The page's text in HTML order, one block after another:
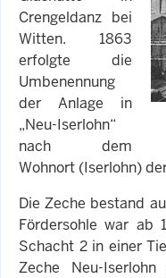
Crengeldanz bei
Witten. 1863
erfolgte die
Umbenennung
der Anlage in
„Neu-Iserlohn“
nach dem
Wohnort (Iserlohn)
Die Zeche bestand
Fördersohle war ab
Schacht 2 in einer
Zeche Neu-